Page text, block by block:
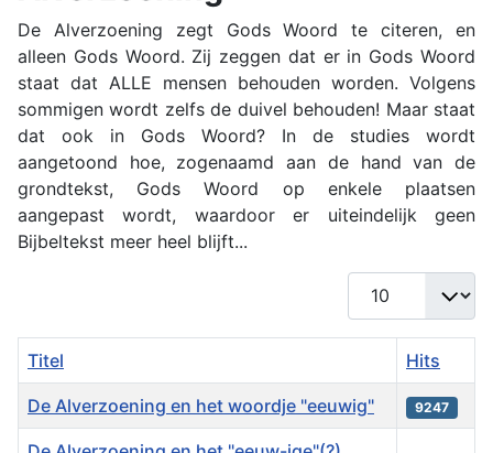
De Alverzoening zegt Gods Woord te citeren, en
alleen Gods Woord. Zij zeggen dat er in Gods Woord
staat dat ALLE mensen behouden worden. Volgens
sommigen wordt zelfs de duivel behouden! Maar staat
dat ook in Gods Woord? In de studies wordt
aangetoond hoe, zogenaamd aan de hand van de
grondtekst, Gods Woord op enkele plaatsen
aangepast wordt, waardoor er uiteindelijk geen
Bijbeltekst meer heel blijft...
Toon #
Titel Hits
De Alverzoening en het woordje "eeuwig" 9247